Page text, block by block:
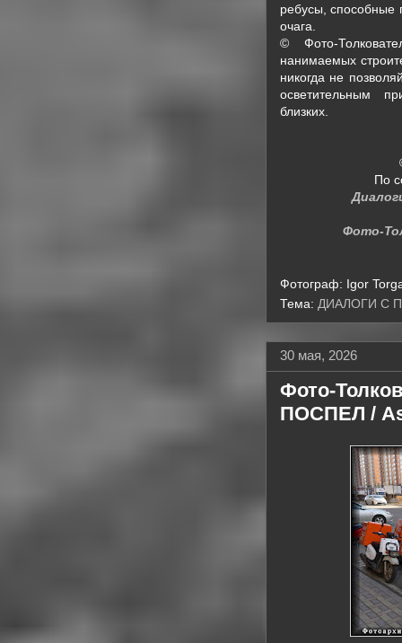
ребусы, способные
очага.
© Фото-
нанимаемых
никогда не
осветительным
близких.
По
Фото-
Фотограф: Igor
Тема: ДИАЛОГИ С
30 мая, 2026
Фото-
ПОСПЕЛ /